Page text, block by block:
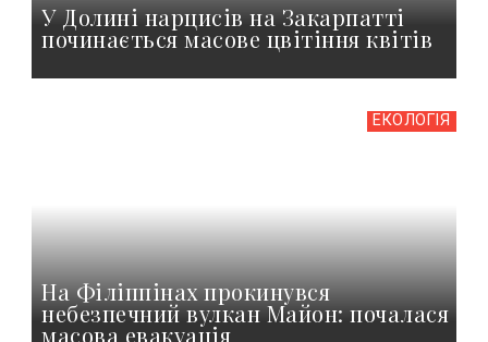
У Долині нарцисів на Закарпатті
починається масове цвітіння квітів
ЕКОЛОГІЯ
На Філіппінах прокинувся
небезпечний вулкан Майон: почалася
масова евакуація